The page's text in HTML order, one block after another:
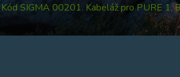
Kód SIGMA 00201. Kabeláž pro PURE 1,